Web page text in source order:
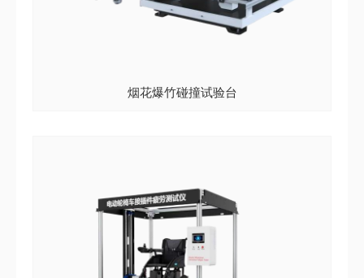
烟花爆竹碰撞试验台